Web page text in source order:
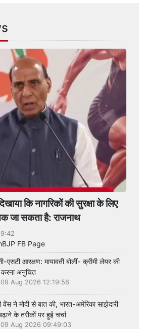
कि नागरिकों की सुरक्षा के लिए
जा सकता है: राजनाथ
FB Page
एसटी आरक्षण: मायावती बोलीं- क्रीमी लेयर की
करना अनुचित
09 Aug 2026 12:19:58
वेंस ने मोदी से बात की, भारत-अमेरिका साझेदारी
के तरीकों पर हुई चर्चा
09 Aug 2026 09:49:03